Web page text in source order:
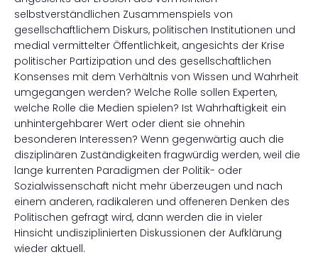
selbstverständlichen Zusammenspiels von
gesellschaftlichem Diskurs, politischen Institutionen und
medial vermittelter Öffentlichkeit, angesichts der Krise
politischer Partizipation und des gesellschaftlichen
Konsenses mit dem Verhältnis von Wissen und Wahrheit
umgegangen werden? Welche Rolle sollen Experten,
welche Rolle die Medien spielen? Ist Wahrhaftigkeit ein
unhintergehbarer Wert oder dient sie ohnehin
besonderen Interessen? Wenn gegenwärtig auch die
disziplinären Zuständigkeiten fragwürdig werden, weil die
lange kurrenten Paradigmen der Politik- oder
Sozialwissenschaft nicht mehr überzeugen und nach
einem anderen, radikaleren und offeneren Denken des
Politischen gefragt wird, dann werden die in vieler
Hinsicht undisziplinierten Diskussionen der Aufklärung
wieder aktuell.